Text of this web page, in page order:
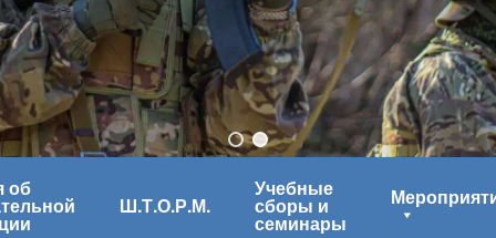
об
Ш.Т.О.Р.М.
Учебные
сборы и
семинары